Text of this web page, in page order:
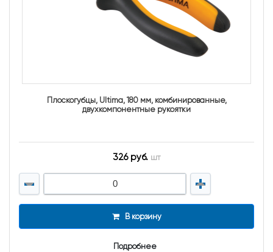
Плоскогубцы, Ultima, 180 мм, комбинированные,
двухкомпонентные рукоятки
326 руб. шт
В корзину
Подробнее